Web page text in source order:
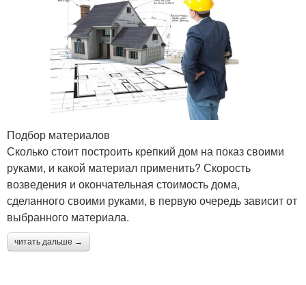
Подбор материалов
Сколько стоит построить крепкий дом на показ своими
руками, и какой материал применить? Скорость
возведения и окончательная стоимость дома,
сделанного своими руками, в первую очередь зависит от
выбранного материала.
читать дальше →